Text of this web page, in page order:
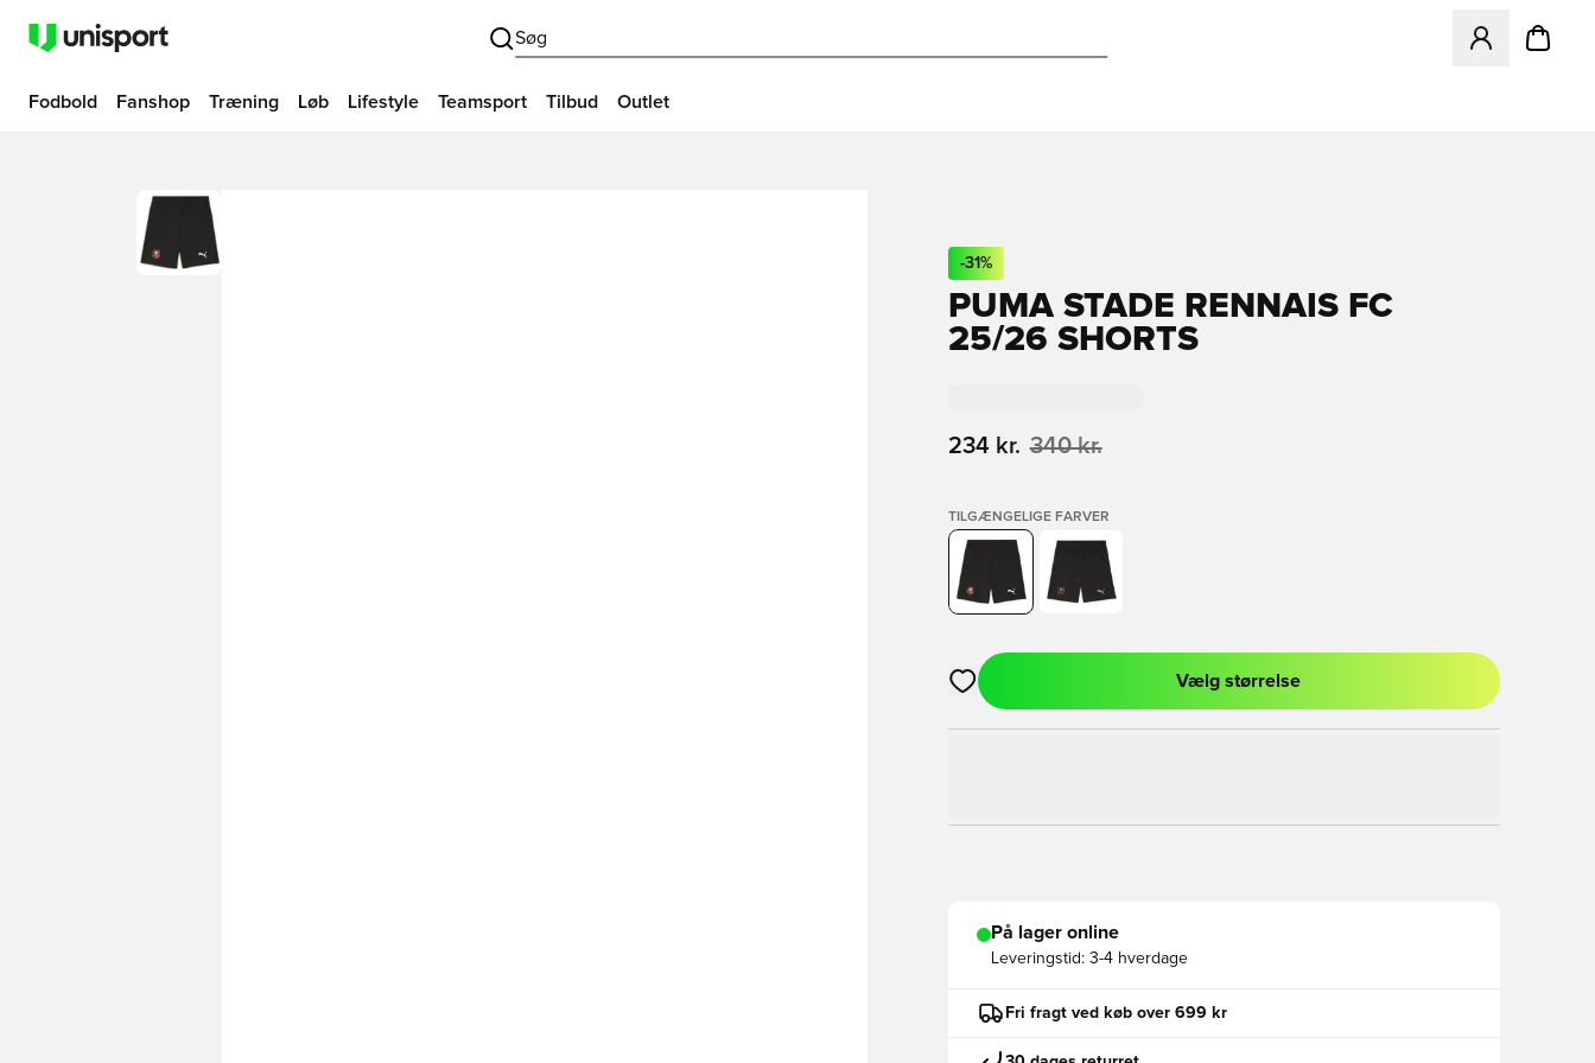
Søg
Åbner en
Fodbold Fanshop Træning Løb Lifestyle Teamsport Tilbud Outlet
-31%
PUMA STADE RENNAIS FC
25/26 SHORTS
234 kr. 340 kr.
TILGÆNGELIGE FARVER
Åbner en Modal til at logge ind eller tilmelde dig som medlem
Vælg størrelse
På lager online
Leveringstid: 3-4 hverdage
Fri fragt ved køb over 699 kr